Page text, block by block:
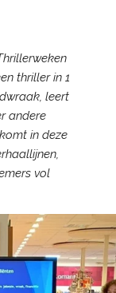
thriller in 1
leert
andere
in deze
vol